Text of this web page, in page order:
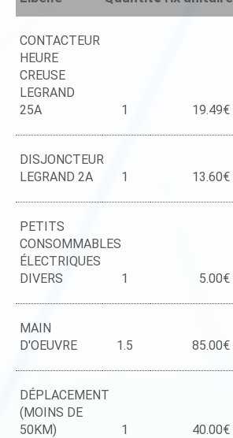
CONTACTEUR
HEURE
CREUSE
LEGRAND
25A
1 19.49€
DISJONCTEUR
LEGRAND 2A
1 13.60€
PETITS
CONSOMMABLES
ÉLECTRIQUES
DIVERS
1 5.00€
MAIN
D'OEUVRE
1.5 85.00€
DÉPLACEMENT
(MOINS DE
50KM)
1 40.00€